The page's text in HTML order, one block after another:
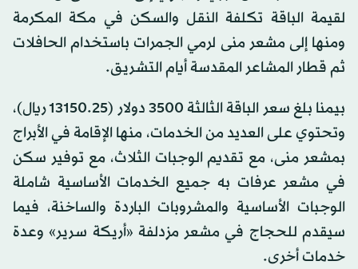
لقيمة الباقة تكلفة النقل والسكن في مكة المكرمة
ومنها إلى مشعر منى لرمي الجمرات باستخدام الحافلات
ثم قطار المشاعر المقدسة أيام التشريق.
بيمنا بلغ سعر الباقة الثالثة 3500 دولار (13150.25 ريال)،
وتحتوي على العديد من الخدمات، منها الإقامة في الأبراج
بمشعر منى، مع تقديم الوجبات الثلاث، مع توفير سكن
في مشعر عرفات به جميع الخدمات الأساسية شاملة
الوجبات الأساسية والمشروبات الباردة والساخنة، فيما
سيقدم للحجاج في مشعر مزدلفة «أريكة سرير» وعدة
خدمات أخرى.